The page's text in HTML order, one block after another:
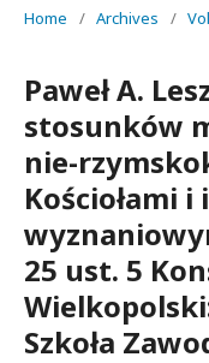
Home / Archives /
Paweł A.
stosunków
nie-
Kościołami
25 ust. 5
Szkoła